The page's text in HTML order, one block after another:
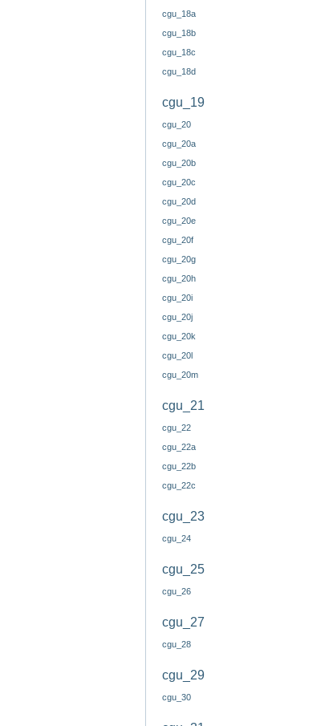
cgu_18a
cgu_18b
cgu_18c
cgu_18d
cgu_19
cgu_20
cgu_20a
cgu_20b
cgu_20c
cgu_20d
cgu_20e
cgu_20f
cgu_20g
cgu_20h
cgu_20i
cgu_20j
cgu_20k
cgu_20l
cgu_20m
cgu_21
cgu_22
cgu_22a
cgu_22b
cgu_22c
cgu_23
cgu_24
cgu_25
cgu_26
cgu_27
cgu_28
cgu_29
cgu_30